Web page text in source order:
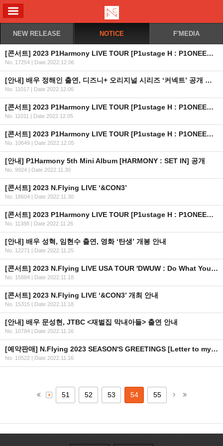
NEW RELEASE NOTICE F'MEDIA
[콘서트] 2023 P1Harmony LIVE TOUR [P1ustage H : P1ONEER] IN USA 안내
No. 17254 | Date 2022.12.06
[안내] 배우 정해인 출연, 디즈니+ 오리지널 시리즈 ‘커넥트’ 공개 안내
No. 11017 | Date 2022.12.06
[콘서트] 2023 P1Harmony LIVE TOUR [P1ustage H : P1ONEER] IN SEOUL
No. 11011 | Date 2022.12.05
[콘서트] 2023 P1Harmony LIVE TOUR [P1ustage H : P1ONEER] 안내
No. 10649 | Date 2022.12.05
[안내] P1Harmony 5th Mini Album [HARMONY : SET IN] 공개
No. 9924 | Date 2022.11.30
[콘서트] 2023 N.Flying LIVE ‘&CON3’
No. 18604 | Date 2022.11.30
[콘서트] 2023 P1Harmony LIVE TOUR [P1ustage H : P1ONEER] IN SEOUL 개최 및 선예매 관련 멤버십 가입 일정 안내
No. 11388 | Date 2022.11.26
[안내] 배우 성혁, 임현수 출연, 영화 ‘탄생’ 개봉 안내
No. 12271 | Date 2022.11.25
[콘서트] 2023 N.Flying LIVE USA TOUR 'DWUW : Do What You Want'
No. 15884 | Date 2022.11.18
[콘서트] 2023 N.Flying LIVE ‘&CON3’ 개최 안내
No. 15315 | Date 2022.11.18
[안내] 배우 문성현, JTBC <재벌집 막내아들> 출연 안내
No. 10784 | Date 2022.11.16
[예약판매] N.Flying 2023 SEASON'S GREETINGS [Letter to my N.Fia] 예약판매 안내
No. 10522 | Date 2022.11.16
51 52 53 54 55